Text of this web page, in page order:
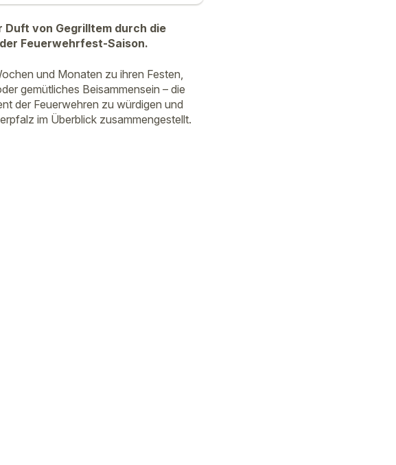
von Gegrilltem durch die
Feuerwehrfest-Saison.
und Monaten zu ihren Festen,
gemütliches Beisammensein – die
der Feuerwehren zu würdigen und
im Überblick zusammengestellt.